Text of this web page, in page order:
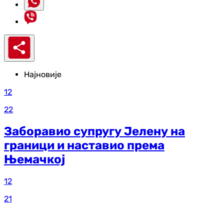
Најновије
12
22
Заборавио супругу Јелену на
граници и наставио према
Њемачкој
12
21